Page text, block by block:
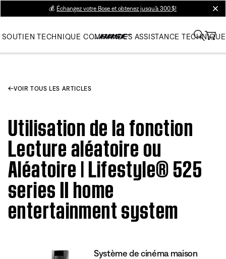
💰 Échangez votre Bose et obtenez jusqu’à 300 $!
SOUTIEN TECHNIQUE COMMANDES ASSISTANCE TECHNIQUE
VOIR TOUS LES ARTICLES
Utilisation de la fonction
Lecture aléatoire ou
Aléatoire | Lifestyle® 525
series II home
entertainment system
Système de cinéma maison